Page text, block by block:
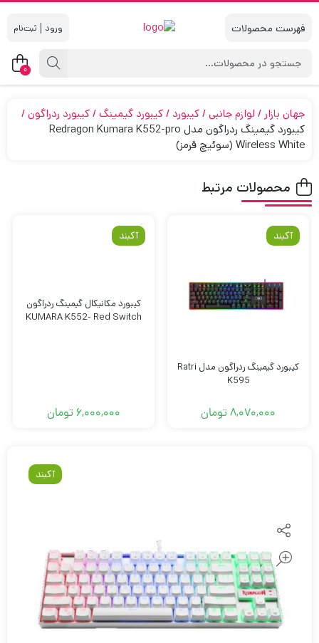
|
0
جهان بازار لوازم جانبی کیبورد کیبورد گیمینگ
کیبورد ردراگون
کیبورد گیمینگ ردراگون مدل Redragon Kumara K552-pro
Wireless White (سوئیچ قرمز)
محصولات مرتبط
آکبند
کیبورد گیمینگ ردراگون مدل Ratri
K595
8,070,000تومان
آکبند
کیبورد مکانیکال گیمینگ ردراگون
KUMARA K552- Red Switch
6,000,000تومان
آکبند